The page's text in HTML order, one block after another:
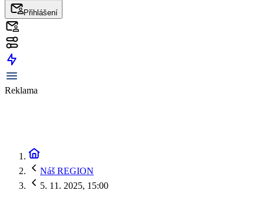
Přihlášení
Reklama
Náš REGION
5. 11. 2025, 15:00